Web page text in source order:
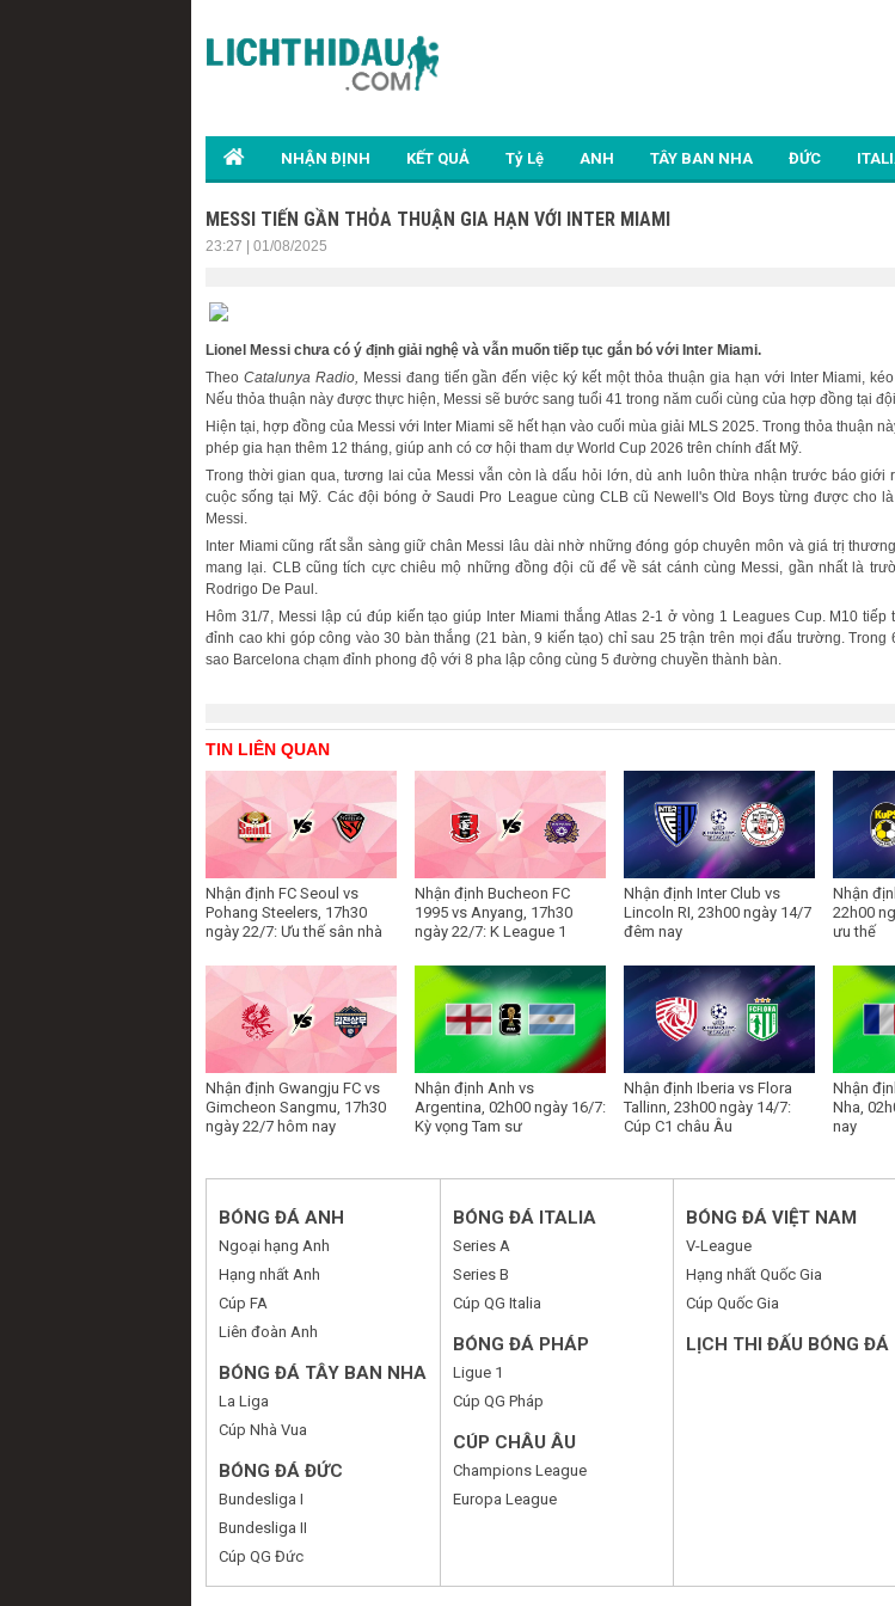
NHẬN ĐỊNH KẾT QUẢ Tỷ Lệ ANH TÂY BAN NHA ĐỨC
MESSI TIẾN GẦN THỎA THUẬN GIA HẠN VỚI INTER MIAMI
23:27 | 01/08/2025
Lionel Messi chưa có ý định giải nghệ và vẫn muốn tiếp tục gắn bó với Inter Miami.
Theo Catalunya Radio, Messi đang tiến gần đến việc ký kết một thỏa thuận gia hạn với Inter Miami,
Nếu thỏa thuận này được thực hiện, Messi sẽ bước sang tuổi 41 trong năm cuối cùng của hợp đồng tại
Hiện tại, hợp đồng của Messi với Inter Miami sẽ hết hạn vào cuối mùa giải MLS 2025. Trong thỏa thuận
phép gia hạn thêm 12 tháng, giúp anh có cơ hội tham dự World Cup 2026 trên chính đất Mỹ.
Trong thời gian qua, tương lai của Messi vẫn còn là dấu hỏi lớn, dù anh luôn thừa nhận trước báo giới
cuộc sống tại Mỹ. Các đội bóng ở Saudi Pro League cùng CLB cũ Newell's Old Boys từng được cho
Messi.
Inter Miami cũng rất sẵn sàng giữ chân Messi lâu dài nhờ những đóng góp chuyên môn và giá trị
mang lại. CLB cũng tích cực chiêu mộ những đồng đội cũ để về sát cánh cùng Messi, gần nhất là
Rodrigo De Paul.
Hôm 31/7, Messi lập cú đúp kiến tạo giúp Inter Miami thắng Atlas 2-1 ở vòng 1 Leagues Cup. M10 tiếp
đỉnh cao khi góp công vào 30 bàn thắng (21 bàn, 9 kiến tạo) chỉ sau 25 trận trên mọi đấu trường. Trong
sao Barcelona chạm đỉnh phong độ với 8 pha lập công cùng 5 đường chuyền thành bàn.
TIN LIÊN QUAN
Nhận định FC Seoul vs
Pohang Steelers, 17h30
ngày 22/7: Ưu thế sân nhà
Nhận định Gwangju FC vs
Gimcheon Sangmu, 17h30
ngày 22/7 hôm nay
Nhận định Bucheon FC
1995 vs Anyang, 17h30
ngày 22/7: K League 1
Nhận định Anh vs
Argentina, 02h00 ngày 16/7:
Kỳ vọng Tam sư
Nhận định Inter Club vs
Lincoln RI, 23h00 ngày 14/7
đêm nay
Nhận định Iberia vs Flora
Tallinn, 23h00 ngày 14/7:
Cúp C1 châu Âu
Nhận
22h00
ưu thế
Nhận
Nha,
nay
BÓNG ĐÁ ANH
Ngoại hạng Anh
Hạng nhất Anh
Cúp FA
Liên đoàn Anh
BÓNG ĐÁ TÂY BAN NHA
La Liga
Cúp Nhà Vua
BÓNG ĐÁ ĐỨC
Bundesliga I
Bundesliga II
Cúp QG Đức
BÓNG ĐÁ ITALIA
Series A
Series B
Cúp QG Italia
BÓNG ĐÁ PHÁP
Ligue 1
Cúp QG Pháp
CÚP CHÂU ÂU
Champions League
Europa League
BÓNG ĐÁ VIỆT NAM
V-League
Hạng nhất Quốc Gia
Cúp Quốc Gia
LỊCH THI ĐẤU BÓNG ĐÁ